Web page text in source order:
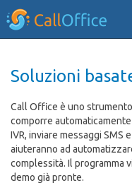
Soluzioni
Call Office è uno
comporre
IVR, inviare messaggi SMS
aiuteranno ad
complessità. Il programma
demo già pronte.